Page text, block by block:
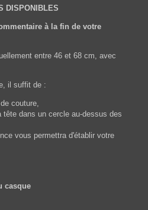
DISPONIBLES
à la fin de votre
entre 46 et 68 cm, avec
il suffit de :
couture,
dans un cercle au-dessus des
vous permettra d'établir votre
casque